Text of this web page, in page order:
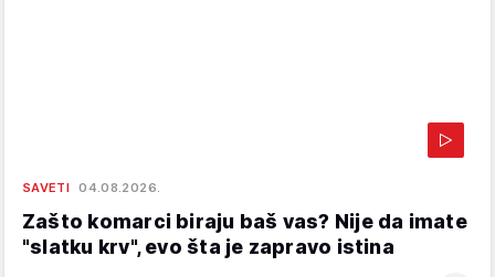
SAVETI 04.08.2026.
Zašto komarci biraju baš vas? Nije da imate
"slatku krv", evo šta je zapravo istina